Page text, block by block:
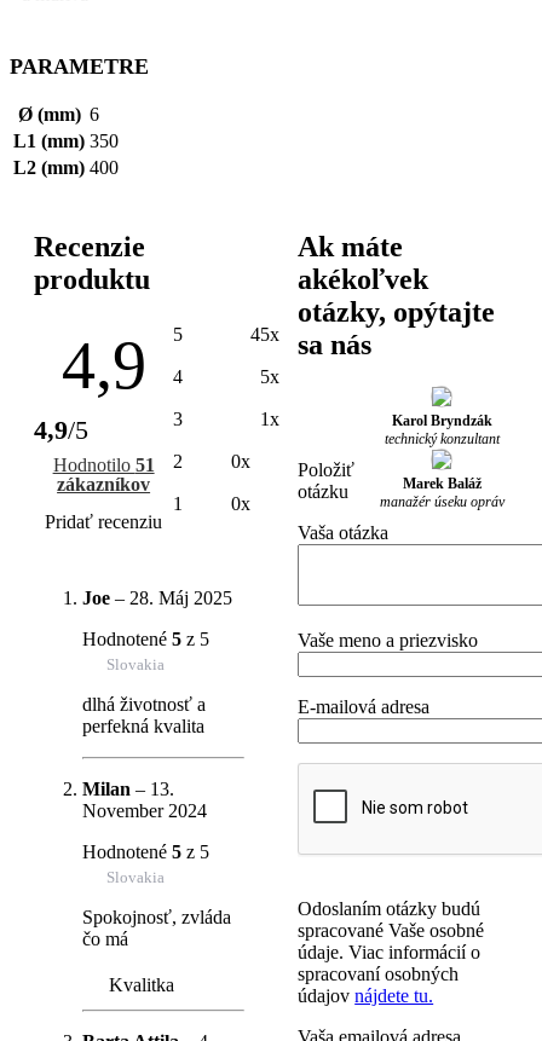
PARAMETRE
Ø (mm) 6
L1 (mm) 350
L2 (mm) 400
Recenzie
produktu
4,9
4,9/5
Hodnotilo 51
zákazníkov
Pridať recenziu
5 45x
4 5x
3 1x
2 0x
1 0x
Joe – 28. Máj 2025
Hodnotené 5 z 5
Slovakia
dlhá životnosť a
perfekná kvalita
Milan – 13.
November 2024
Hodnotené 5 z 5
Slovakia
Spokojnosť, zvláda
čo má
Kvalitka
Ak máte
akékoľvek
otázky, opýtajte
sa nás
Karol Bryndzák
technický konzultant
Marek Baláž
manažér úseku opráv
Položiť
otázku
Vaša otázka
Vaše meno a priezvisko
E-mailová adresa
Odoslaním otázky budú
spracované Vaše osobné
údaje. Viac informácií o
spracovaní osobných
údajovnájdete tu.
Vaša emailová adresa